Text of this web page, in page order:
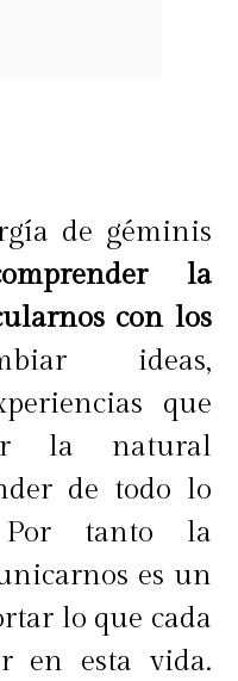
de géminis
la
con los
ideas,
que
la natural
de todo lo
tanto la
es un
lo que cada
en esta vida.